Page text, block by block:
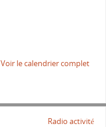
Voir le calendrier complet
Radio activité